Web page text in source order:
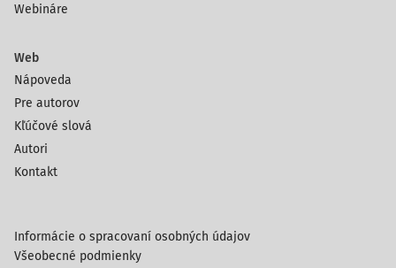
Webináre
Web
Nápoveda
Pre autorov
Kľúčové slová
Autori
Kontakt
Informácie o spracovaní osobných údajov
Všeobecné podmienky